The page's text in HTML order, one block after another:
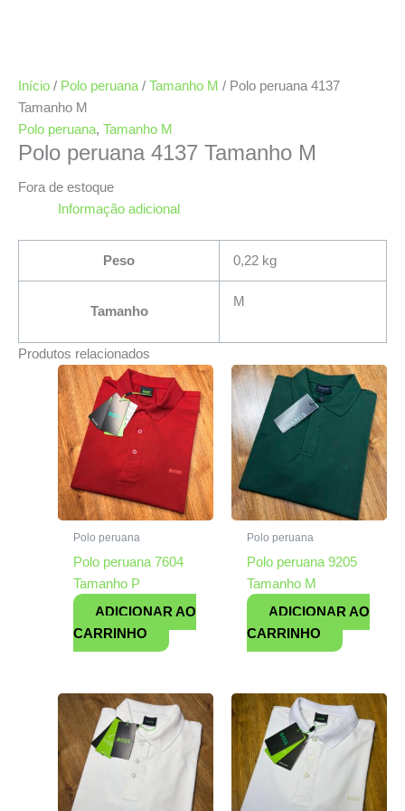
Início / Polo peruana / Tamanho M / Polo peruana 4137
Tamanho M
Polo peruana, Tamanho M
Polo peruana 4137 Tamanho M
Fora de estoque
Informação adicional
Peso 0,22 kg
Tamanho
M
Produtos relacionados
Polo peruana
Polo peruana 7604
Tamanho P
ADICIONAR AO
CARRINHO
Polo peruana
Polo peruana 9205
Tamanho M
ADICIONAR AO
CARRINHO